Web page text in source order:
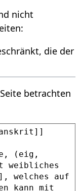
nicht
die der
betrachten